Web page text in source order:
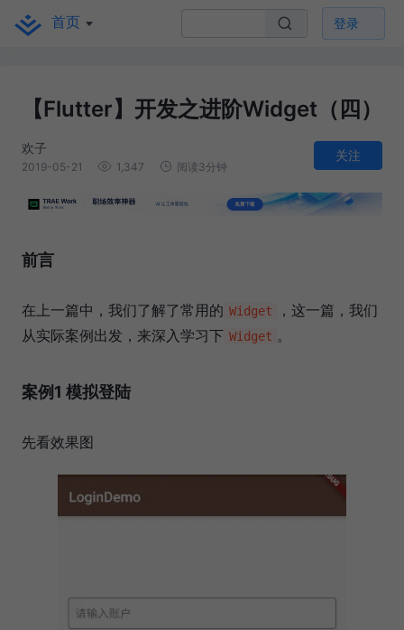
首页 登录
【Flutter】开发之进阶Widget（四）
欢子
2019-05-21 1,347 阅读3分钟
关注
前言
在上一篇中，我们了解了常用的 Widget
，这一篇，我们
从实际案例出发，来深入学习下 Widget 。
案例1 模拟登陆
先看效果图